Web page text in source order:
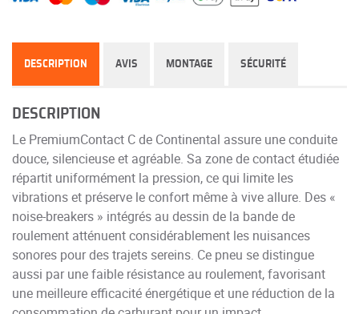
DESCRIPTION AVIS MONTAGE SÉCURITÉ
DESCRIPTION
Le PremiumContact C de Continental assure une conduite
douce, silencieuse et agréable. Sa zone de contact étudiée
répartit uniformément la pression, ce qui limite les
vibrations et préserve le confort même à vive allure. Des «
noise-breakers » intégrés au dessin de la bande de
roulement atténuent considérablement les nuisances
sonores pour des trajets sereins. Ce pneu se distingue
aussi par une faible résistance au roulement, favorisant
une meilleure efficacité énergétique et une réduction de la